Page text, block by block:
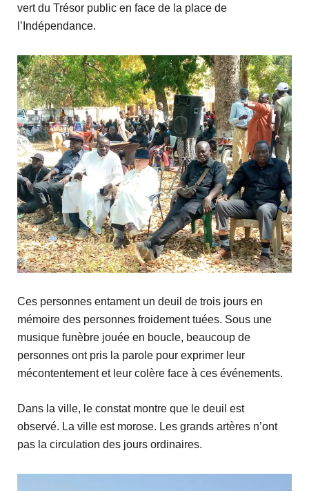
vert du Trésor public en face de la place de
l’Indépendance.
Ces personnes entament un deuil de trois jours en
mémoire des personnes froidement tuées. Sous une
musique funèbre jouée en boucle, beaucoup de
personnes ont pris la parole pour exprimer leur
mécontentement et leur colère face à ces événements.
Dans la ville, le constat montre que le deuil est
observé. La ville est morose. Les grands artères n’ont
pas la circulation des jours ordinaires.